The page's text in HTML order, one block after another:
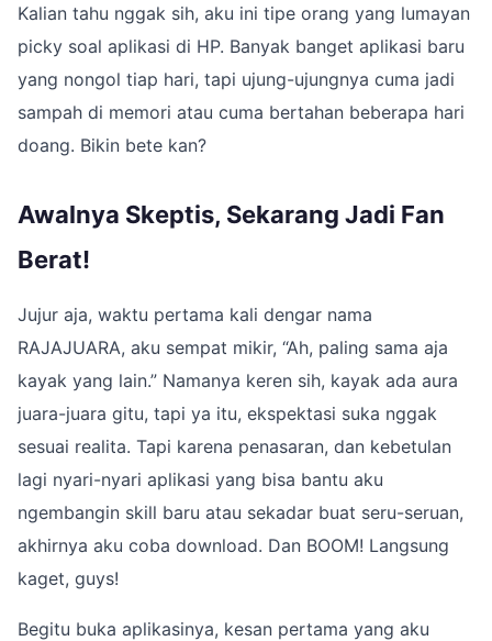
Kalian tahu nggak sih, aku ini tipe orang yang lumayan
picky soal aplikasi di HP. Banyak banget aplikasi baru
yang nongol tiap hari, tapi ujung-ujungnya cuma jadi
sampah di memori atau cuma bertahan beberapa hari
doang. Bikin bete kan?
Awalnya Skeptis, Sekarang Jadi Fan
Berat!
Jujur aja, waktu pertama kali dengar nama
RAJAJUARA, aku sempat mikir, “Ah, paling sama aja
kayak yang lain.” Namanya keren sih, kayak ada aura
juara-juara gitu, tapi ya itu, ekspektasi suka nggak
sesuai realita. Tapi karena penasaran, dan kebetulan
lagi nyari-nyari aplikasi yang bisa bantu aku
ngembangin skill baru atau sekadar buat seru-seruan,
akhirnya aku coba download. Dan BOOM! Langsung
kaget, guys!
Begitu buka aplikasinya, kesan pertama yang aku